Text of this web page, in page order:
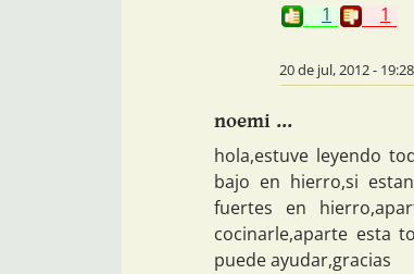
1
1
20 de jul, 2012 -
noemi ...
hola,estuve leyendo
bajo en hierro,si
fuertes en
cocinarle,aparte esta
puede ayudar,gracias